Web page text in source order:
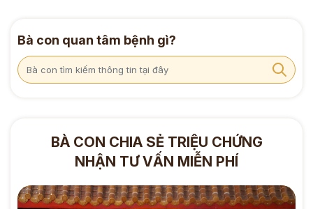
Bà con quan tâm bệnh gì?
BÀ CON CHIA SẺ TRIỆU CHỨNG
NHẬN TƯ VẤN MIỄN PHÍ